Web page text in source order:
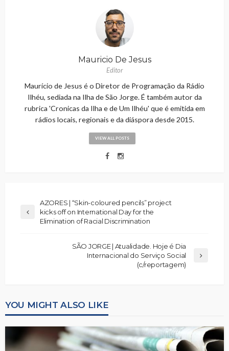
Mauricio De Jesus
Editor
Maurício de Jesus é o Diretor de Programação da Rádio
Ilhéu, sediada na Ilha de São Jorge. É também autor da
rubrica 'Cronicas da Ilha e de Um Ilhéu' que é emitida em
rádios locais, regionais e da diáspora desde 2015.
VIEW ALL POSTS
AZORES | “Skin-coloured pencils” project
kicks off on International Day for the
Elimination of Racial Discrimination
SÃO JORGE | Atualidade. Hoje é Dia
Internacional do Serviço Social
(c/reportagem)
YOU MIGHT ALSO LIKE